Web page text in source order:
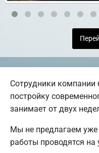
Сотрудники компании
постройку
занимает от двух
Мы не предлагаем
работы проводятся на